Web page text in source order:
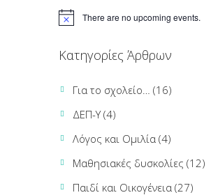
There are no upcoming events.
Κατηγορίες Άρθρων
Για το σχολείο…
(16)
ΔΕΠ-Υ(4)
Λόγος και Ομιλία (4)
Μαθησιακές δυσκολίες (12)
Παιδί και Οικογένεια (27)